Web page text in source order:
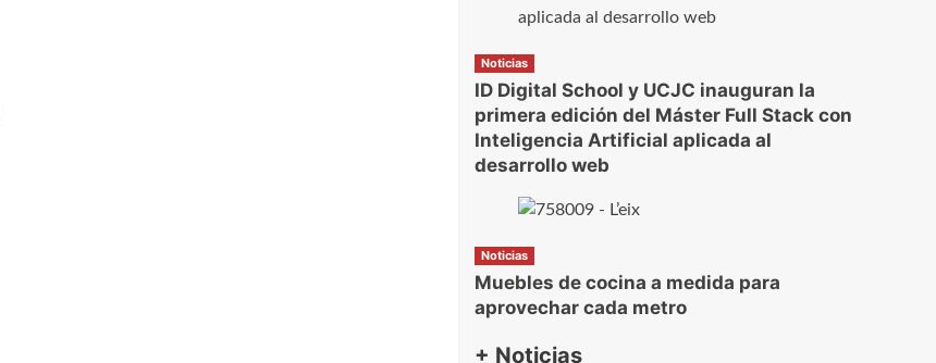
Noticias
ID Digital School y UCJC inauguran la
primera edición del Máster Full Stack con
Inteligencia Artificial aplicada al
desarrollo web
Noticias
Muebles de cocina a medida para
aprovechar cada metro
+ Noticias